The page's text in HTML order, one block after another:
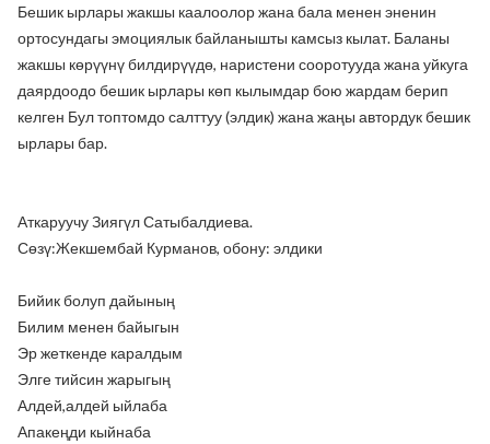
Бешик ырлары жакшы каалоолор жана бала менен эненин
ортосундагы эмоциялык байланышты камсыз кылат. Баланы
жакшы көрүүнү билдирүүдө, наристени сооротууда жана уйкуга
даярдоодо бешик ырлары көп кылымдар бою жардам берип
келген Бул топтомдо салттуу (элдик) жана жаңы автордук бешик
ырлары бар.
Аткаруучу Зиягүл Сатыбалдиева.
Сөзү:Жекшембай Курманов, обону: элдики
Бийик болуп дайының
Билим менен байыгын
Эр жеткенде каралдым
Элге тийсин жарыгың
Алдей,алдей ыйлаба
Апакеңди кыйнаба